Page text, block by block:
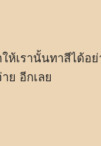
ห้เรานั้นทาสีได้อ
ย อีกเลย